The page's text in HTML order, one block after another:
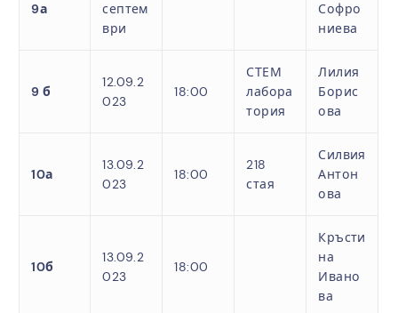
9а
септем
ври
Софро
ниева
9 б
12.09.2
023
18:00
СТЕМ
лабора
тория
Лилия
Борис
ова
10а
13.09.2
023
18:00
218
стая
Силвия
Антон
ова
10б
13.09.2
023
18:00
Кръсти
на
Ивано
ва